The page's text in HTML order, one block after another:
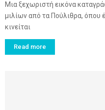
Μια ξεχωριστή εικόνα
μιλίων από τα Πούλιθρα, όπου
κινείται
Read more